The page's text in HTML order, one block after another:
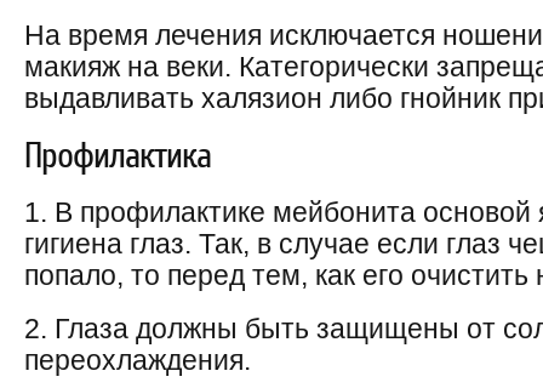
На время лечения исключается
макияж на веки. Категорически
выдавливать халязион либо гнойник
Профилактика
1. В профилактике мейбонита основой
гигиена глаз. Так, в случае если глаз
попало, то перед тем, как его
2. Глаза должны быть защищены от
переохлаждения.